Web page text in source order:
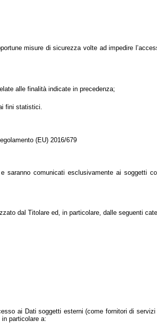
misure di sicurezza volte ad impedire
alle finalità indicate in precedenza;
fini statistici.
(EU) 2016/679
comunicati esclusivamente ai soggetti
dal Titolare ed, in particolare, dalle seguenti
ai Dati soggetti esterni (come fornitori di
particolare a: